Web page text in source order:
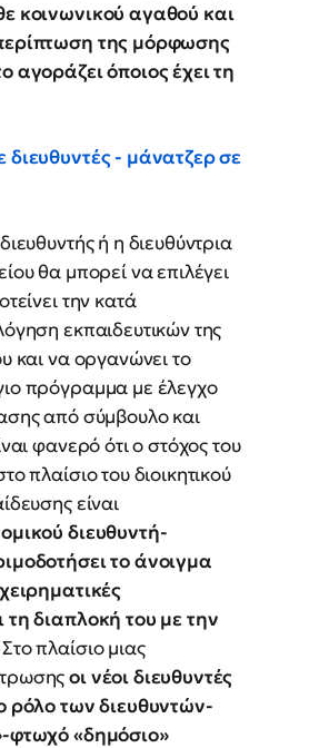
κοινωνικού αγαθού και
της μόρφωσης
αγοράζει όποιος έχει τη
- μάνατζερ σε
ή η διευθύντρια
θα μπορεί να επιλέγει
την κατά
εκπαιδευτικών της
και να οργανώνει το
πρόγραμμα με έλεγχο
από σύμβουλο και
φανερό ότι ο στόχος του
πλαίσιο του διοικητικού
είναι
διευθυντή-
το άνοιγμα
τη διαπλοκή του με την
Στο πλαίσιο μιας
οι νέοι διευθυντές
ρόλο των διευθυντών-
φτωχό «δημόσιο»